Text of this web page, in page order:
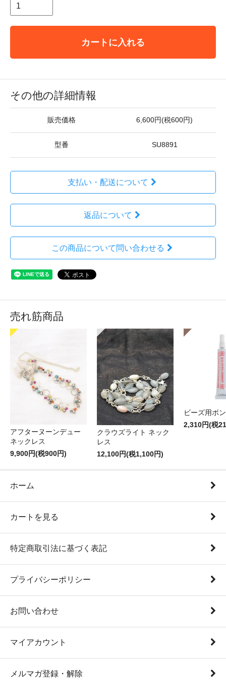
カートに入れる
その他の詳細情報
販売価格 6,600円(税600円)
型番 SU8891
支払い・配送について
返品について
この商品について問い合わせる
売れ筋商品
アフターヌーンデュー
ネックレス
9,900円(税900円)
クラウズライト ネック
レス
12,100円(税1,100円)
ビーズ用ボ
2,310円(税
ホーム
カートを見る
特定商取引法に基づく表記
プライバシーポリシー
お問い合わせ
マイアカウント
メルマガ登録・解除